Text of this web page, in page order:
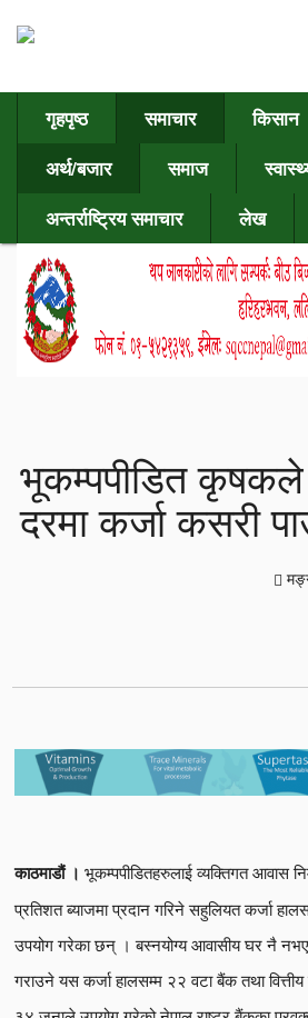
गृहपृष्ठ समाचार किसान
अर्थ/बजार
समाज
अन्तर्राष्ट्रिय समाचार
लेख
भूकम्पपीडित
दरमा कर्जा कसरी
काठमाडौं । भूकम्पपीडितहरुलाई व्यक्तिगत आवास
प्रतिशत ब्याजमा प्रदान गरिने सहुलियत कर्जा
उपयोग गरेका छन् । बस्नयोग्य आवासीय घर नै
गराउने यस कर्जा हालसम्म २२ वटा बैंक तथा